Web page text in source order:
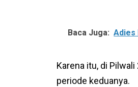
Baca Juga: Adies
Karena itu, di
periode keduanya.